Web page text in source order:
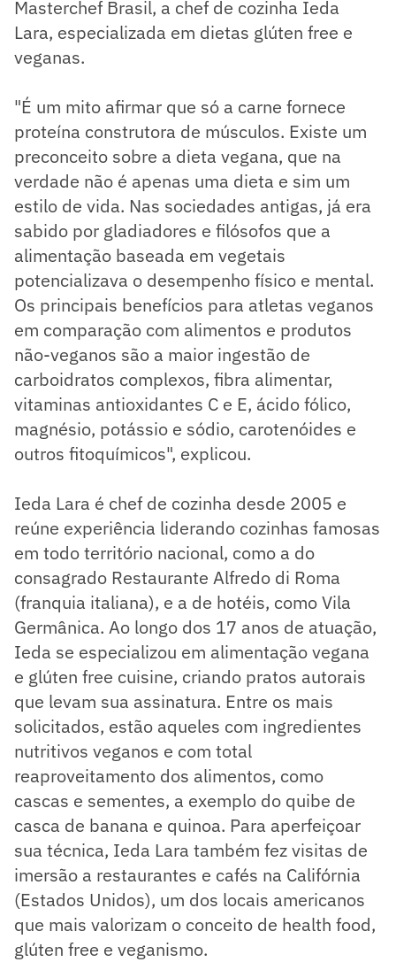
Masterchef Brasil, a chef de cozinha Ieda
Lara, especializada em dietas glúten free e
veganas.
"É um mito afirmar que só a carne fornece
proteína construtora de músculos. Existe um
preconceito sobre a dieta vegana, que na
verdade não é apenas uma dieta e sim um
estilo de vida. Nas sociedades antigas, já era
sabido por gladiadores e filósofos que a
alimentação baseada em vegetais
potencializava o desempenho físico e mental.
Os principais benefícios para atletas veganos
em comparação com alimentos e produtos
não-veganos são a maior ingestão de
carboidratos complexos, fibra alimentar,
vitaminas antioxidantes C e E, ácido fólico,
magnésio, potássio e sódio, carotenóides e
outros fitoquímicos", explicou.
Ieda Lara é chef de cozinha desde 2005 e
reúne experiência liderando cozinhas famosas
em todo território nacional, como a do
consagrado Restaurante Alfredo di Roma
(franquia italiana), e a de hotéis, como Vila
Germânica. Ao longo dos 17 anos de atuação,
Ieda se especializou em alimentação vegana
e glúten free cuisine, criando pratos autorais
que levam sua assinatura. Entre os mais
solicitados, estão aqueles com ingredientes
nutritivos veganos e com total
reaproveitamento dos alimentos, como
cascas e sementes, a exemplo do quibe de
casca de banana e quinoa. Para aperfeiçoar
sua técnica, Ieda Lara também fez visitas de
imersão a restaurantes e cafés na Califórnia
(Estados Unidos), um dos locais americanos
que mais valorizam o conceito de health food,
glúten free e veganismo.